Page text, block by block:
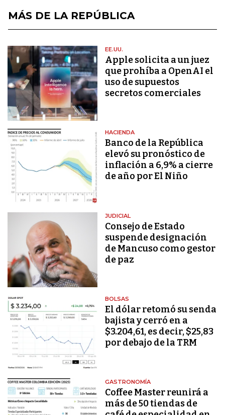
MÁS DE LA REPÚBLICA
EE.UU.
Apple solicita a un juez
que prohíba a OpenAI el
uso de supuestos
secretos comerciales
HACIENDA
Banco de la República
elevó su pronóstico de
inflación a 6,9% a cierre
de año por El Niño
JUDICIAL
Consejo de Estado
suspende designación
de Mancuso como gestor
de paz
BOLSAS
El dólar retomó su senda
bajista y cerró en a
$3.204,61, es decir, $25,83
por debajo de la TRM
GASTRONOMÍA
Coffee Master reunirá a
más de 50 tiendas de